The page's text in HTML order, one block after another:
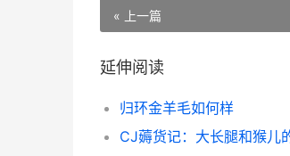
« 上一篇
延伸阅读
归环金羊毛如何样